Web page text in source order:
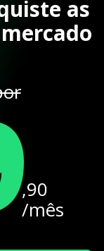
as
,90
/mês